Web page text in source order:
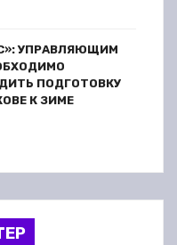
УПРАВЛЯЮЩИМ
ПОДГОТОВКУ
К ЗИМЕ